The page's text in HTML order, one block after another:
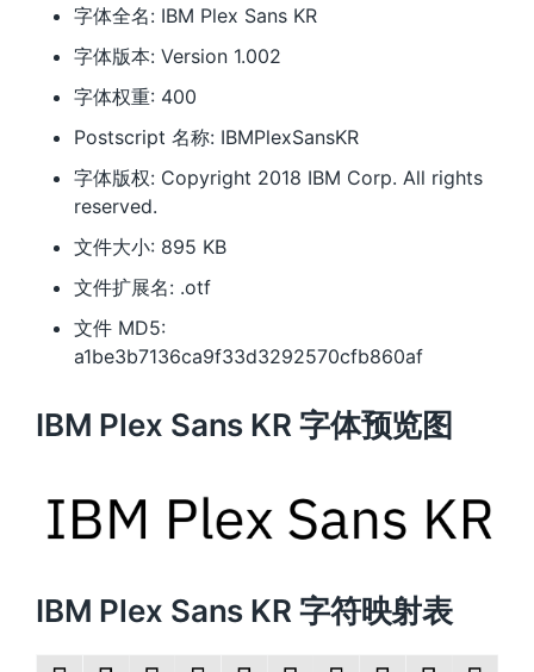
字体全名: IBM Plex Sans KR
字体版本: Version 1.002
字体权重: 400
Postscript 名称: IBMPlexSansKR
字体版权: Copyright 2018 IBM Corp. All rights
reserved.
文件大小: 895 KB
文件扩展名: .otf
文件 MD5:
a1be3b7136ca9f33d3292570cfb860af
IBM Plex Sans KR 字体预览图
IBM Plex Sans KR 字符映射表